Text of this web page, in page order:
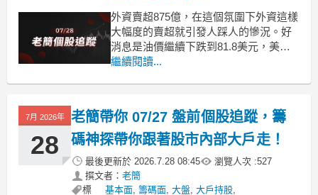
外資賣超875億，在這個氛圍下外資這樣
大幅度的賣超就引發人踩人的慘況。好
消息是油價繼續下跌到81.8美元，美國
10年期公債殖利率也下跌到4.632%。不
彈，但不代表會回升。 美國10年期公債
殖利率有定錨利率之稱，這代表了平均
資金成本，
繼續閱讀...
7月 2026年
28
老簡帶你 07/27 盤前個股追蹤，籌
碼神探帶你跟著股市內部大戶走！
最後更新於 2026.7.28 08:45 瀏覽人次 :527
撰文者： 老簡
標
基本面,籌碼面,大盤,大戶持股,